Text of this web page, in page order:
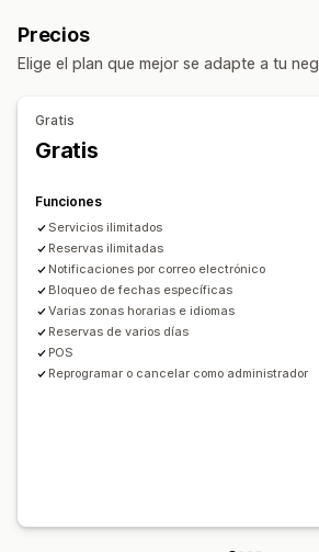
Gestión de reservas
Calendario
Cronogramas
Franjas
Límites de capacidad
Registro de eventos
Notificaciones de correo electrónico
Notificaciones de SMS
Múltiples sucursales
Gestión de personal
Personalización
Páginas de reserva
Tickets personalizados Formularios
Seguridad de archivo
Precios
Elige el plan que mejor se adapte a tu
Gratis
Gratis
Funciones
Servicios ilimitados
Reservas ilimitadas
Notificaciones por correo electrónico
Bloqueo de fechas específicas
Varias zonas horarias e idiomas
Reservas de varios días
POS
Reprogramar o cancelar como administrador